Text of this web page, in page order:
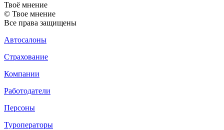
Твоё мнение
© Твое мнение
Все права защищены
Автосалоны
Страхование
Компании
Работодатели
Персоны
Туроператоры